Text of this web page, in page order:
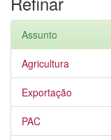
Assunto
Agricultura
Exportação
PAC